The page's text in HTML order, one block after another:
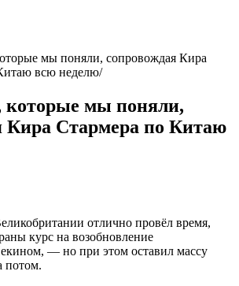
мы поняли, сопровождая Кира
всю неделю
мы поняли,
Кира Стармера по Китаю
отлично провёл время,
курс на возобновление
— но при этом оставил массу
потом.